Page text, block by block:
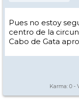
Pues no estoy
centro de la
Cabo de Gata
Karma: 0 -